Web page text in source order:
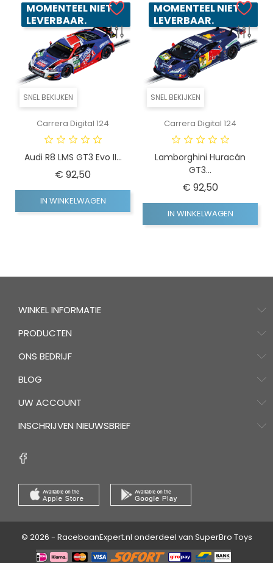
SNEL BEKIJKEN
MOMENTEEL NIET
LEVERBAAR.
Carrera Digital 124
Audi R8 LMS GT3 Evo II...
€ 92,50
IN WINKELWAGEN
SNEL BEKIJKEN
MOMENTEEL NIET
LEVERBAAR.
Carrera Digital 124
Lamborghini Huracán
GT3...
€ 92,50
IN WINKELWAGEN
WINKEL INFORMATIE
PRODUCTEN
ONS BEDRIJF
BLOG
UW ACCOUNT
INSCHRIJVEN NIEUWSBRIEF
© 2026 - RacebaanExpert.nl onderdeel van SuperBro Toys